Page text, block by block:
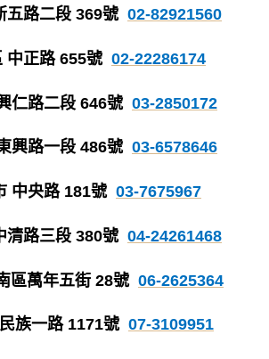
五路二段 369號 02-82921560
中正路 655號 02-22286174
仁路二段 646號 03-2850172
興路一段 486號 03-6578646
中央路 181號 03-7675967
清路三段 380號 04-24261468
區萬年五街 28號 06-2625364
族一路 1171號 07-3109951